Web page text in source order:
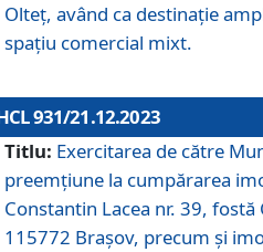
Olteț, având ca destinație
spațiu comercial mixt.
931/21.12.2023
Titlu: Exercitarea de către
preemțiune la cumpărarea
Constantin Lacea nr. 39, fostă
115772 Brașov, precum și